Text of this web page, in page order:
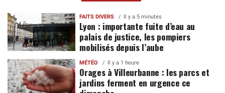
FAITS DIVERS Il y a 5 minutes
Lyon : importante fuite d’eau au
palais de justice, les pompiers
mobilisés depuis l’aube
MÉTÉO Il y a 1 heure
Orages à Villeurbanne : les parcs et
jardins ferment en urgence ce